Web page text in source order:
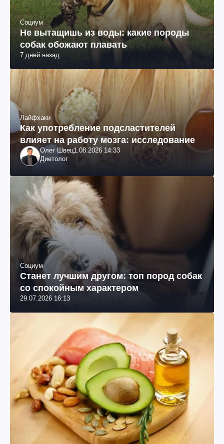
Социум
Не вытащишь из воды: какие породы
собак обожают плавать
7 дней назад
Лайфхаки
Как употребление подсластителей
влияет на работу мозга: исследование
Олег Швец1.08.2026 14:33
Диетолог
Социум
Станет лучшим другом: топ пород собак
со спокойным характером
29.07.2026 16:13